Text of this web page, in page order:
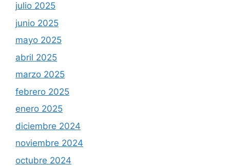
julio 2025
junio 2025
mayo 2025
abril 2025
marzo 2025
febrero 2025
enero 2025
diciembre 2024
noviembre 2024
octubre 2024